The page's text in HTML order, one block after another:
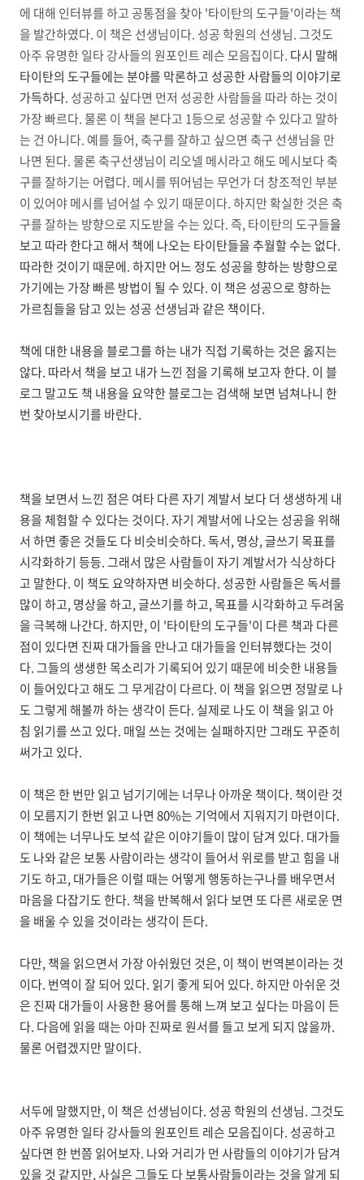
에 대해 인터뷰를 하고 공통점을 찾아 '타이탄의 도구들'이라는 책
을 발간하였다. 이 책은 선생님이다. 성공 학원의 선생님. 그것도
아주 유명한 일타 강사들의 원포인트 레슨 모음집이다. 다시 말해
타이탄의 도구들에는 분야를 막론하고 성공한 사람들의 이야기로
가득하다. 성공하고 싶다면 먼저 성공한 사람들을 따라 하는 것이
가장 빠르다. 물론 이 책을 본다고 1등으로 성공할 수 있다고 말하
는 건 아니다. 예를 들어, 축구를 잘하고 싶으면 축구 선생님을 만
나면 된다. 물론 축구선생님이 리오넬 메시라고 해도 메시보다 축
구를 잘하기는 어렵다. 메시를 뛰어넘는 무언가 더 창조적인 부분
이 있어야 메시를 넘어설 수 있기 때문이다. 하지만 확실한 것은 축
구를 잘하는 방향으로 지도받을 수는 있다. 즉, 타이탄의 도구들을
보고 따라 한다고 해서 책에 나오는 타이탄들을 추월할 수는 없다.
따라한 것이기 때문에. 하지만 어느 정도 성공을 향하는 방향으로
가기에는 가장 빠른 방법이 될 수 있다. 이 책은 성공으로 향하는
가르침들을 담고 있는 성공 선생님과 같은 책이다.
책에 대한 내용을 블로그를 하는 내가 직접 기록하는 것은 옳지는
않다. 따라서 책을 보고 내가 느낀 점을 기록해 보고자 한다. 이 블
로그 말고도 책 내용을 요약한 블로그는 검색해 보면 넘쳐나니 한
번 찾아보시기를 바란다.
책을 보면서 느낀 점은 여타 다른 자기 계발서 보다 더 생생하게 내
용을 체험할 수 있다는 것이다. 자기 계발서에 나오는 성공을 위해
서 하면 좋은 것들도 다 비슷비슷하다. 독서, 명상, 글쓰기 목표를
시각화하기 등등. 그래서 많은 사람들이 자기 계발서가 식상하다
고 말한다. 이 책도 요약하자면 비슷하다. 성공한 사람들은 독서를
많이 하고, 명상을 하고, 글쓰기를 하고, 목표를 시각화하고 두려움
을 극복해 나간다. 하지만, 이 '타이탄의 도구들'이 다른 책과 다른
점이 있다면 진짜 대가들을 만나고 대가들을 인터뷰했다는 것이
다. 그들의 생생한 목소리가 기록되어 있기 때문에 비슷한 내용들
이 들어있다고 해도 그 무게감이 다르다. 이 책을 읽으면 정말로 나
도 그렇게 해볼까 하는 생각이 든다. 실제로 나도 이 책을 읽고 아
침 읽기를 쓰고 있다. 매일 쓰는 것에는 실패하지만 그래도 꾸준히
써가고 있다.
이 책은 한 번만 읽고 넘기기에는 너무나 아까운 책이다. 책이란 것
이 모름지기 한번 읽고 나면 80%는 기억에서 지워지기 마련이다.
이 책에는 너무나도 보석 같은 이야기들이 많이 담겨 있다. 대가들
도 나와 같은 보통 사람이라는 생각이 들어서 위로를 받고 힘을 내
기도 하고, 대가들은 이럴 때는 어떻게 행동하는구나를 배우면서
마음을 다잡기도 한다. 책을 반복해서 읽다 보면 또 다른 새로운 면
을 배울 수 있을 것이라는 생각이 든다.
다만, 책을 읽으면서 가장 아쉬웠던 것은, 이 책이 번역본이라는 것
이다. 번역이 잘 되어 있다. 읽기 좋게 되어 있다. 하지만 아쉬운 것
은 진짜 대가들이 사용한 용어를 통해 느껴 보고 싶다는 마음이 든
다. 다음에 읽을 때는 아마 진짜로 원서를 들고 보게 되지 않을까.
물론 어렵겠지만 말이다.
서두에 말했지만, 이 책은 선생님이다. 성공 학원의 선생님. 그것도
아주 유명한 일타 강사들의 원포인트 레슨 모음집이다. 성공하고
싶다면 한 번쯤 읽어보자. 나와 거리가 먼 사람들의 이야기가 담겨
있을 것 같지만, 사실은 그들도 다 보통사람들이라는 것을 알게 되